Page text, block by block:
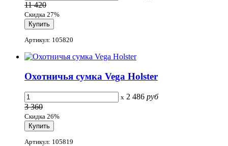
11 420
Скидка 27%
Артикул: 105820
Охотничья сумка Vega Holster
x 2 486 руб
3 360
Скидка 26%
Артикул: 105819